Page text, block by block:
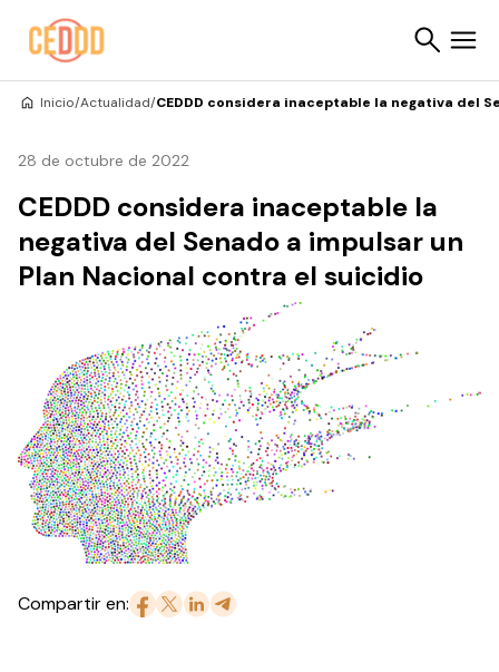
Inicio/Actualidad/CEDDD considera inaceptable la negativa del
28 de octubre de 2022
CEDDD considera inaceptable la
negativa del Senado a impulsar un
Plan Nacional contra el suicidio
Compartir en: